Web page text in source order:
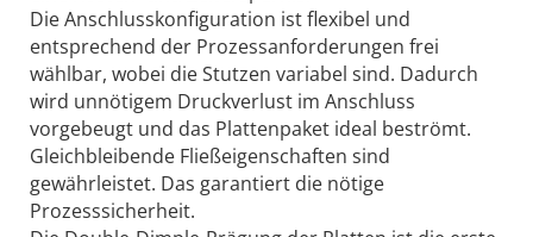
Die Anschlusskonfiguration ist flexibel und
entsprechend der Prozessanforderungen frei
wählbar, wobei die Stutzen variabel sind. Dadurch
wird unnötigem Druckverlust im Anschluss
vorgebeugt und das Plattenpaket ideal beströmt.
Gleichbleibende Fließeigenschaften sind
gewährleistet. Das garantiert die nötige
Prozesssicherheit.